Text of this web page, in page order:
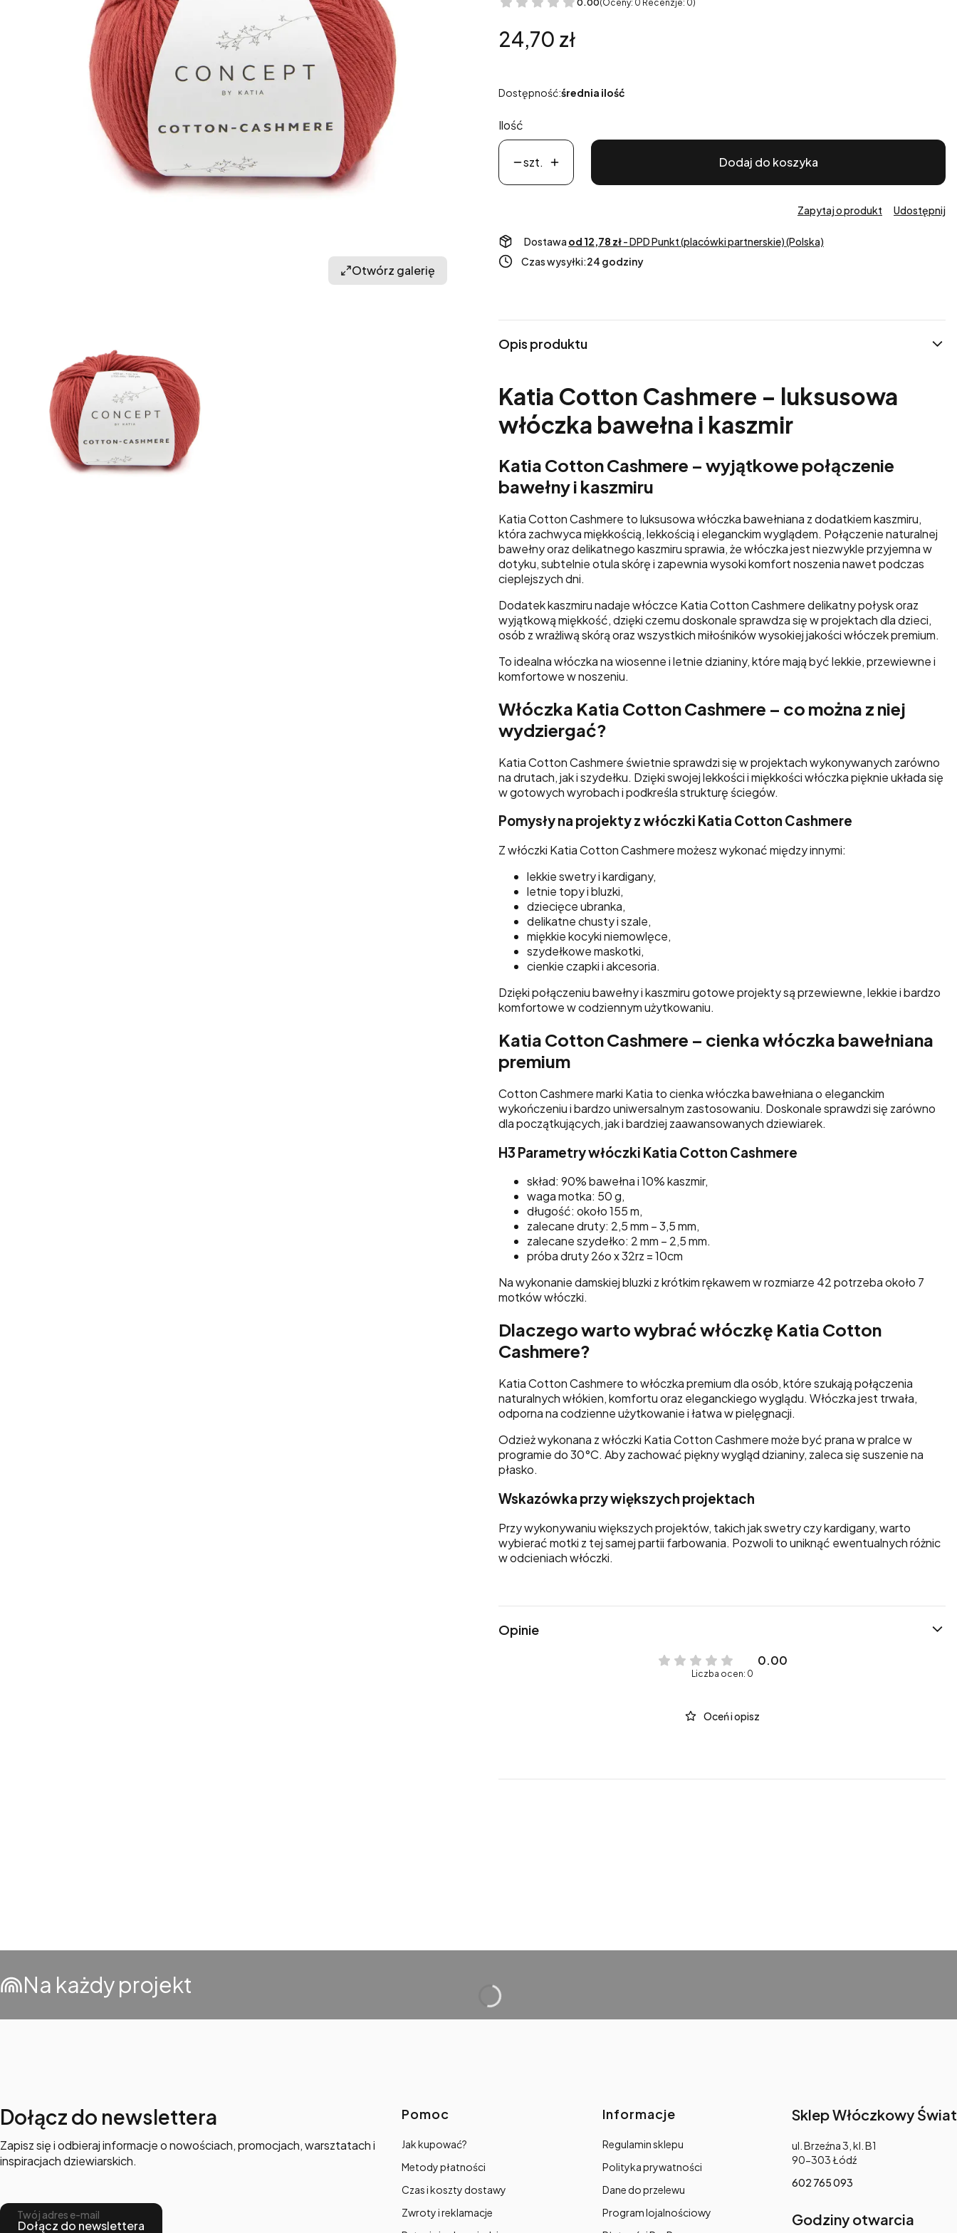
Otwórz galerię
0.00(Oceny: 0 Recenzje: 0)
Cena
24,70 zł
Dostępność:średnia ilość
Ilość
szt. Dodaj do koszyka
Zapytaj o produkt Udostępnij
Dostawa od 12,78 zł- DPD Punkt (placówki partnerskie) (Polska)
Czas wysyłki:24 godziny
Opis produktu
Katia Cotton Cashmere – luksusowa
włóczka bawełna i kaszmir
Katia Cotton Cashmere – wyjątkowe połączenie
bawełny i kaszmiru
Katia Cotton Cashmere to luksusowa włóczka bawełniana z dodatkiem kaszmiru,
która zachwyca miękkością, lekkością i eleganckim wyglądem. Połączenie naturalnej
bawełny oraz delikatnego kaszmiru sprawia, że włóczka jest niezwykle przyjemna w
dotyku, subtelnie otula skórę i zapewnia wysoki komfort noszenia nawet podczas
cieplejszych dni.
Dodatek kaszmiru nadaje włóczce Katia Cotton Cashmere delikatny połysk oraz
wyjątkową miękkość, dzięki czemu doskonale sprawdza się w projektach dla dzieci,
osób z wrażliwą skórą oraz wszystkich miłośników wysokiej jakości włóczek premium.
To idealna włóczka na wiosenne i letnie dzianiny, które mają być lekkie, przewiewne i
komfortowe w noszeniu.
Włóczka Katia Cotton Cashmere – co można z niej
wydziergać?
Katia Cotton Cashmere świetnie sprawdzi się w projektach wykonywanych zarówno
na drutach, jak i szydełku. Dzięki swojej lekkości i miękkości włóczka pięknie układa się
w gotowych wyrobach i podkreśla strukturę ściegów.
Pomysły na projekty z włóczki Katia Cotton Cashmere
Z włóczki Katia Cotton Cashmere możesz wykonać między innymi:
lekkie swetry i kardigany,
letnie topy i bluzki,
dziecięce ubranka,
delikatne chusty i szale,
miękkie kocyki niemowlęce,
szydełkowe maskotki,
cienkie czapki i akcesoria.
Dzięki połączeniu bawełny i kaszmiru gotowe projekty są przewiewne, lekkie i bardzo
komfortowe w codziennym użytkowaniu.
Katia Cotton Cashmere – cienka włóczka bawełniana
premium
Cotton Cashmere marki Katia to cienka włóczka bawełniana o eleganckim
wykończeniu i bardzo uniwersalnym zastosowaniu. Doskonale sprawdzi się zarówno
dla początkujących, jak i bardziej zaawansowanych dziewiarek.
H3 Parametry włóczki Katia Cotton Cashmere
skład: 90% bawełna i 10% kaszmir,
waga motka: 50 g,
długość: około 155 m,
zalecane druty: 2,5 mm – 3,5 mm,
zalecane szydełko: 2 mm – 2,5 mm.
próba druty 26o x 32rz = 10cm
Na wykonanie damskiej bluzki z krótkim rękawem w rozmiarze 42 potrzeba około 7
motków włóczki.
Dlaczego warto wybrać włóczkę Katia Cotton
Cashmere?
Katia Cotton Cashmere to włóczka premium dla osób, które szukają połączenia
naturalnych włókien, komfortu oraz eleganckiego wyglądu. Włóczka jest trwała,
odporna na codzienne użytkowanie i łatwa w pielęgnacji.
Odzież wykonana z włóczki Katia Cotton Cashmere może być prana w pralce w
programie do 30°C. Aby zachować piękny wygląd dzianiny, zaleca się suszenie na
płasko.
Wskazówka przy większych projektach
Przy wykonywaniu większych projektów, takich jak swetry czy kardigany, warto
wybierać motki z tej samej partii farbowania. Pozwoli to uniknąć ewentualnych różnic
w odcieniach włóczki.
Opinie
0.00
Liczba ocen: 0
Oceń i opisz
Na każdy projekt
Dołącz do newslettera
Zapisz się i odbieraj informacje o nowościach, promocjach, warsztatach i
inspiracjach dziewiarskich.
Twój adres e-mail
Dołącz do newslettera
Linki w stopce
Pomoc
Jak kupować?
Metody płatności
Czas i koszty dostawy
Zwroty i reklamacje
Informacje
Regulamin sklepu
Polityka prywatności
Dane do przelewu
Program lojalnościowy
Sklep Włóczkowy Świat
Adres:
ul. Brzeźna 3, kl. B1
90-303 Łódź
602 765 093
Godziny otwarcia